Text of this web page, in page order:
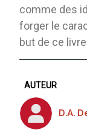
comme des
forger le
but de ce
AUTEUR
D.A.